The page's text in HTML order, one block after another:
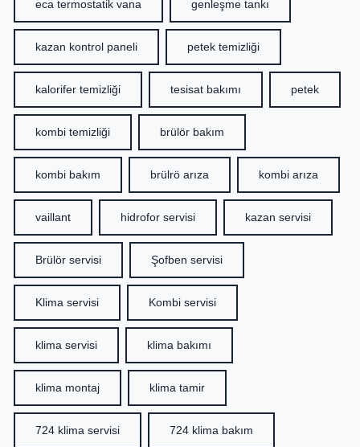
eca termostatik vana genleşme tankı
kazan kontrol paneli petek temizliği
kalorifer temizliği tesisat bakımı petek
kombi temizliği brülör bakım
kombi bakım brülrö arıza kombi arıza
vaillant hidrofor servisi kazan servisi
Brülör servisi Şofben servisi
Klima servisi Kombi servisi
klima servisi klima bakımı
klima montaj klima tamir
724 klima servisi 724 klima bakım